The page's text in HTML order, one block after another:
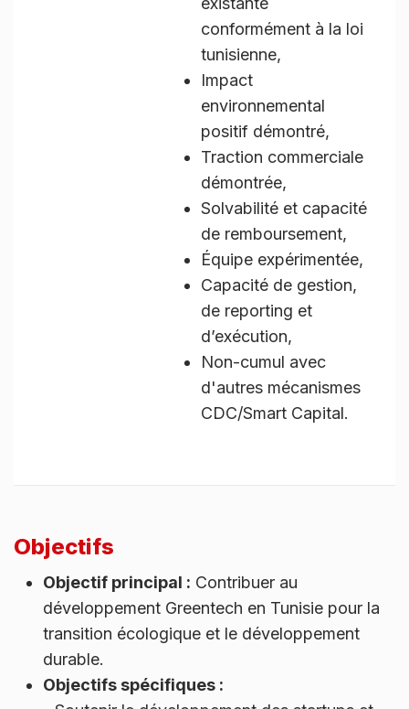
conformément à la loi
tunisienne,
Impact
environnemental
positif démontré,
Traction commerciale
démontrée,
Solvabilité et capacité
de remboursement,
Équipe expérimentée,
Capacité de gestion,
de reporting et
d’exécution,
Non-cumul avec
d'autres mécanismes
CDC/Smart Capital.
Objectifs
Objectif principal : Contribuer au
développement Greentech en Tunisie pour la
transition écologique et le développement
durable.
Objectifs spécifiques :